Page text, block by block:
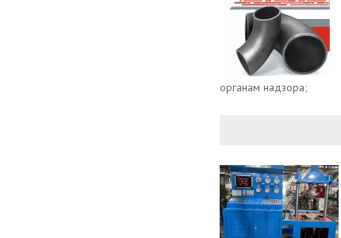
органам надзора;